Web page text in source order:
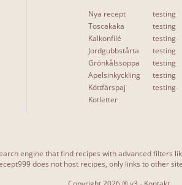
Nya recept
Toscakaka
Kalkonfilé
Jordgubbstårta
Grönkålssoppa
Apelsinkyckling
Köttfärspaj
Kotletter
testing
testing
testing
testing
testing
testing
testing
engine that find recipes with advanced filters
does not host recipes, only links to other